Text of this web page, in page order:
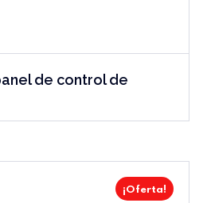
de control de
¡Oferta!